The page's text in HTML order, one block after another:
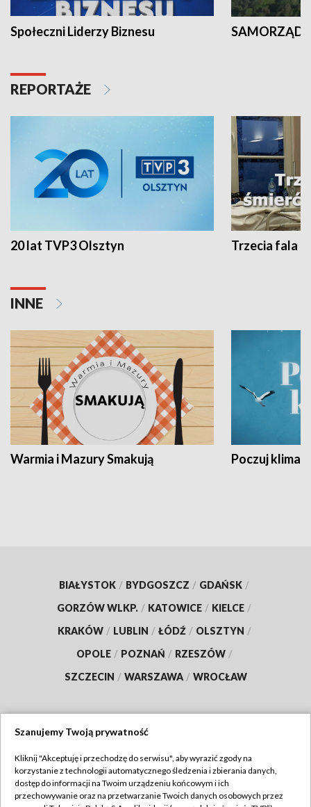
Społeczni Liderzy Biznesu SAMORZĄD
REPORTAŻE
20 lat TVP3 Olsztyn Trzecia fala -
INNE
Warmia i Mazury Smakują Poczuj klimat
BIAŁYSTOK / BYDGOSZCZ / GDAŃSK /
GORZÓW WLKP. / KATOWICE / KIELCE /
KRAKÓW / LUBLIN / ŁÓDŹ / OLSZTYN /
OPOLE / POZNAŃ / RZESZÓW /
SZCZECIN / WARSZAWA / WROCŁAW
TVP
Abonament TVP
Regulamin TVP
Szanujemy Twoją prywatność
Kliknij "Akceptuję i przechodzę do serwisu", aby wyrazić zgody na
korzystanie z technologii automatycznego śledzenia i zbierania danych,
dostęp do informacji na Twoim urządzeniu końcowym i ich
przechowywanie oraz na przetwarzanie Twoich danych osobowych przez